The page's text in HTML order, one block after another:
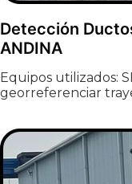
Detección
ANDINA
Equipos utilizados:
georreferenciar